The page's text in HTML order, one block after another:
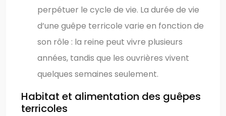
perpétuer le cycle de vie. La durée de vie
d’une guêpe terricole varie en fonction de
son rôle : la reine peut vivre plusieurs
années, tandis que les ouvrières vivent
quelques semaines seulement.
Habitat et alimentation des guêpes
terricoles